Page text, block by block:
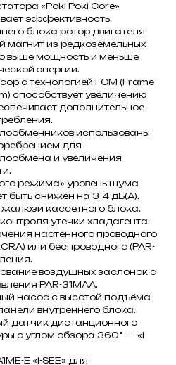
«Poki Poki Core»
эффективность.
блока ротор двигателя
магнит из редкоземельных
выше мощность и меньше
энергии.
с технологией FCM (Frame
способствует увеличению
дополнительное
использованы
для
и увеличения
режима» уровень шума
быть снижен на 3-4 дБ(А).
кассетного блока.
утечки хладагента.
настенного проводного
или беспроводного (PAR-
воздушных заслонок с
PAR-31MAA.
насос с высотой подъёма
внутреннего блока.
датчик дистанционного
с углом обзора 360° — «I
E «I-SEE» для